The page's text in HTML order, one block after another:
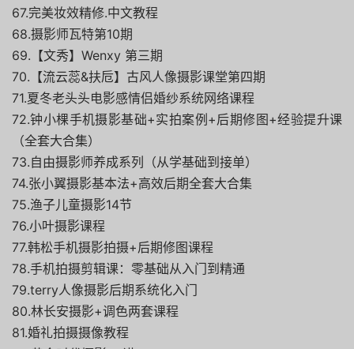
67.完美妆效精修.中文教程
68.摄影师瓦特第10期
69.【文秀】Wenxy 第三期
70.【流云蕊&扶卮】古风人像摄影课堂第四期
71.夏冬老头头电影感情侣婚纱系统网络课程
72.钟小棵手机摄影基础+实拍案例+后期修图+经验提升课
（全套大合集）
73.自由摄影师养成系列（从学基础到接单）
74.张小翼摄影基本法+高效后期全套大合集
75.渔子儿童摄影14节
76.小叶摄影课程
77.韩松手机摄影拍摄+后期修图课程
78.手机拍摄剪辑课：零基础从入门到精通
79.terry人像摄影后期系统化入门
80.林长安摄影+调色两套课程
81.婚礼拍摄摄像教程